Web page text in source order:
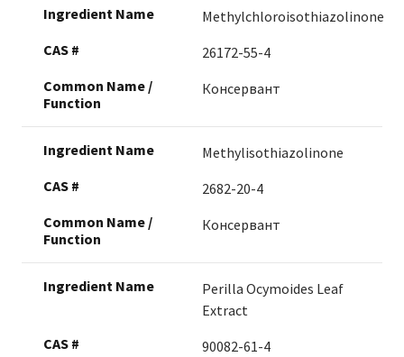
Methylchloroisothiazolinone
26172-55-4
Консервант
Methylisothiazolinone
2682-20-4
Консервант
Perilla Ocymoides Leaf
Extract
90082-61-4